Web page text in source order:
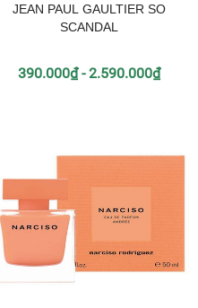
JEAN PAUL GAULTIER SO
SCANDAL
390.000₫ - 2.590.000₫